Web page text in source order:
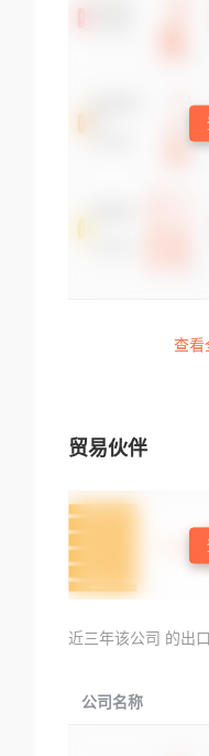
查看
贸易伙伴
近三年该公司 的出
公司名称